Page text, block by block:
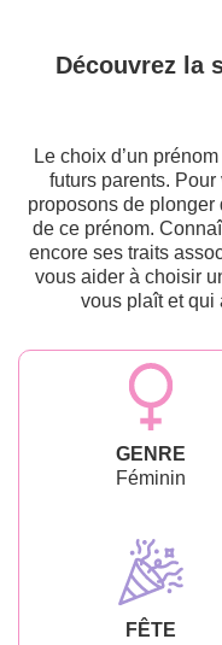
Découvrez la
Le choix d’un
futurs parents.
proposons de
de ce prénom.
encore ses traits
vous aider à choisir
vous plaît et qui
GENRE
Féminin
FÊTE